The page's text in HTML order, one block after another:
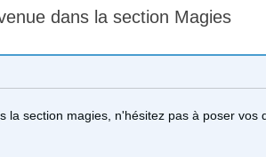
dans la section Magies
la section magies, n'hésitez pas à poser vos